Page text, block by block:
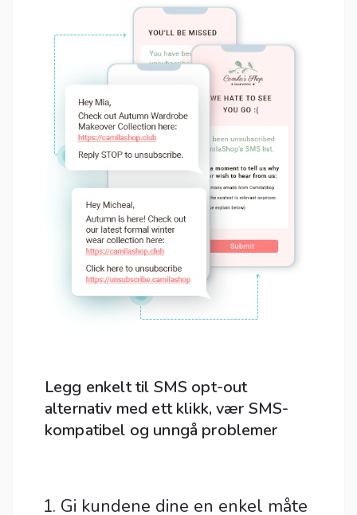
Legg enkelt til SMS opt-out
alternativ med ett klikk, vær SMS-
kompatibel og unngå problemer
Gi kundene dine en enkel måte